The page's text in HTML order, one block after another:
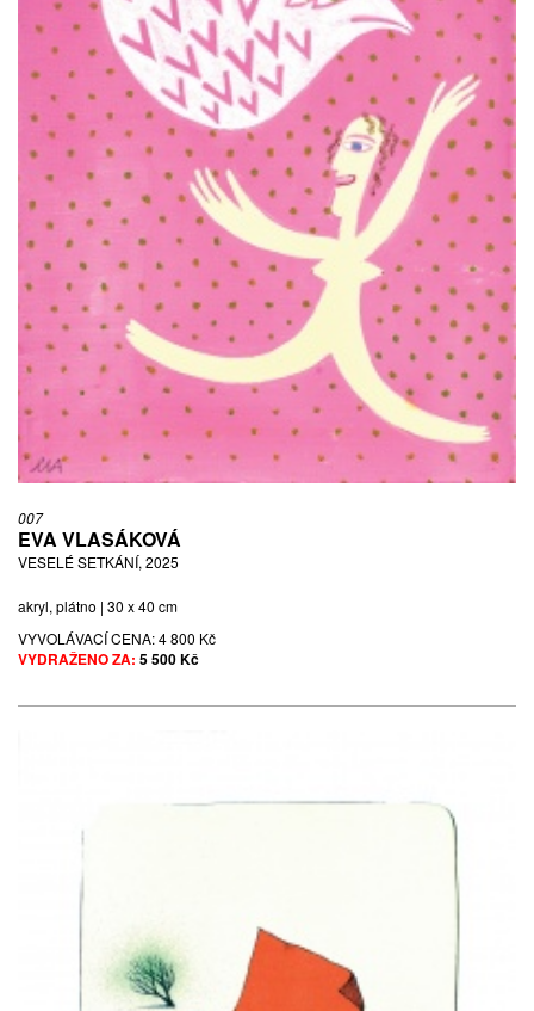
007
EVA VLASÁKOVÁ
VESELÉ SETKÁNÍ, 2025
akryl, plátno | 30 x 40 cm
VYVOLÁVACÍ CENA:4 800 Kč
VYDRAŽENO ZA: 5 500 Kč